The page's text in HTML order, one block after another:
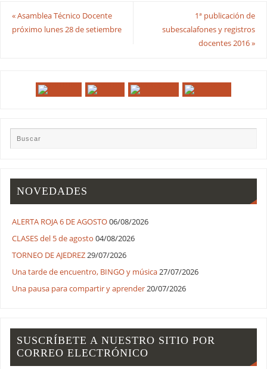
«Asamblea Técnico Docente
próximo lunes 28 de setiembre
1ª publicación de
subescalafones y registros
docentes 2016»
NOVEDADES
ALERTA ROJA 6 DE AGOSTO06/08/2026
CLASES del 5 de agosto 04/08/2026
TORNEO DE AJEDREZ29/07/2026
Una tarde de encuentro, BINGO y música27/07/2026
Una pausa para compartir y aprender20/07/2026
SUSCRÍBETE A NUESTRO SITIO POR
CORREO ELECTRÓNICO